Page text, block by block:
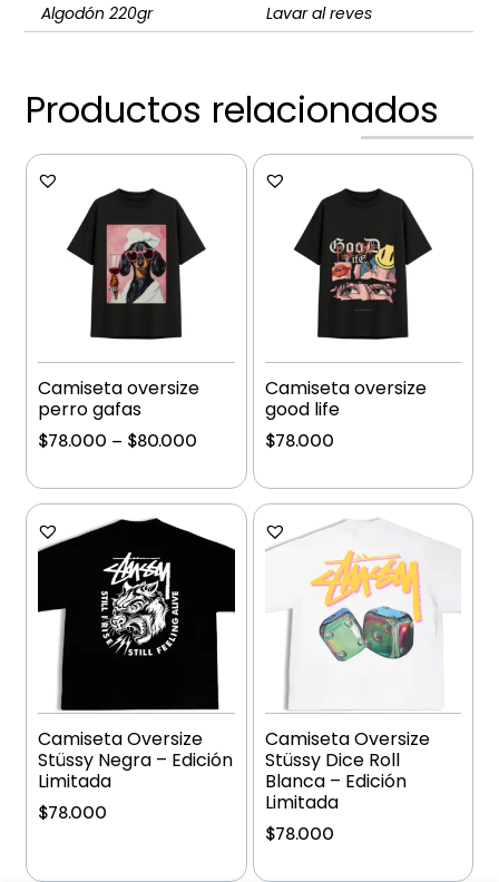
Algodón 220gr
Lavar al reves
Productos relacionados
Camiseta oversize
perro gafas
$78.000 – $80.000
Camiseta oversize
good life
$78.000
Camiseta Oversize
Stüssy Negra – Edición
Limitada
$78.000
Camiseta Oversize
Stüssy Dice Roll
Blanca – Edición
Limitada
$78.000